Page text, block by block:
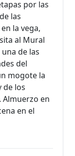
por las
las
la vega,
al Mural
de las
del
mogote la
de los
Almuerzo en
en el